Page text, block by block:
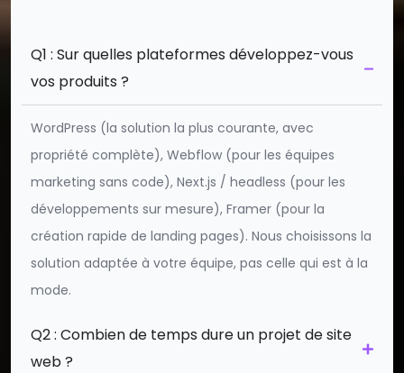
Q1 : Sur quelles plateformes développez-vous
vos produits ?
WordPress (la solution la plus courante, avec
propriété complète), Webflow (pour les équipes
marketing sans code), Next.js / headless (pour les
développements sur mesure), Framer (pour la
création rapide de landing pages). Nous choisissons la
solution adaptée à votre équipe, pas celle qui est à la
mode.
Q2 : Combien de temps dure un projet de site
web ?